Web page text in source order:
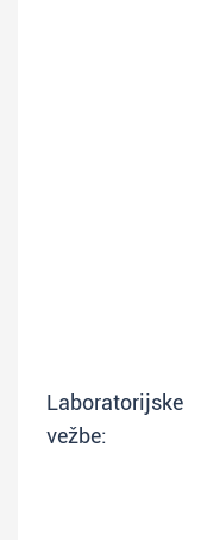
Laboratorijske
vežbe: